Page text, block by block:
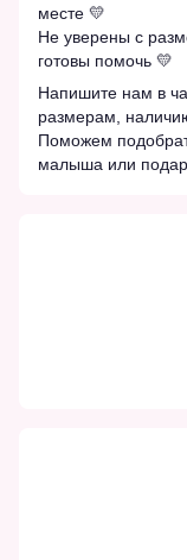
месте 💛
Не уверены с
готовы помочь 💛
Напишите нам в
размерам,
Поможем
малыша или